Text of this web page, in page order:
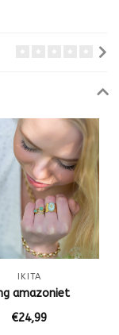
IKITA
amazoniet
€24,99